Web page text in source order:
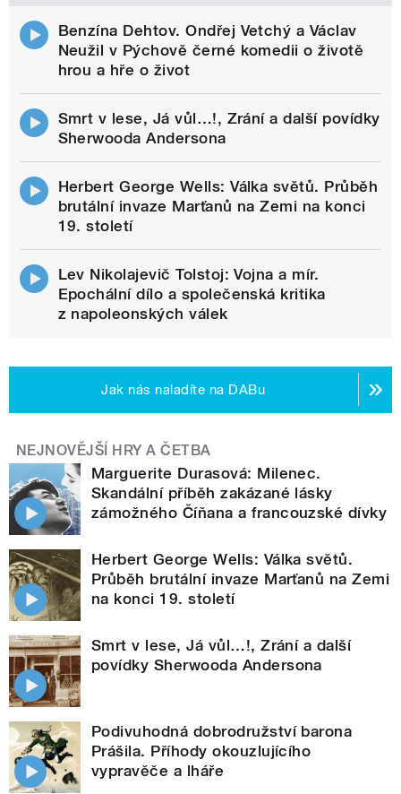
Benzína Dehtov. Ondřej Vetchý a Václav
Neužil v Pýchově černé komedii o životě
hrou a hře o život
Smrt v lese, Já vůl…!, Zrání a další povídky
Sherwooda Andersona
Herbert George Wells: Válka světů. Průběh
brutální invaze Marťanů na Zemi na konci
19. století
Lev Nikolajevič Tolstoj: Vojna a mír.
Epochální dílo a společenská kritika
z napoleonských válek
Jak nás naladíte na DABu
NEJNOVĚJŠÍ HRY A ČETBA
Marguerite Durasová: Milenec.
Skandální příběh zakázané lásky
zámožného Číňana a francouzské dívky
Herbert George Wells: Válka světů.
Průběh brutální invaze Marťanů na Zemi
na konci 19. století
Smrt v lese, Já vůl…!, Zrání a další
povídky Sherwooda Andersona
Podivuhodná dobrodružství barona
Prášila. Příhody okouzlujícího
vypravěče a lháře